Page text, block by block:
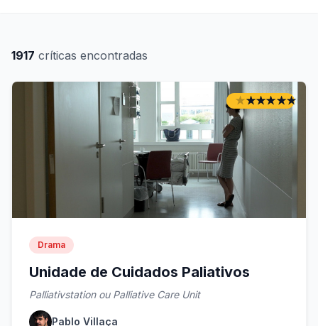
Ordenar por
1917 críticas encontradas
★★
★★
★★
★★
★★
Drama
Unidade de Cuidados Paliativos
Palliativstation ou Palliative Care Unit
Pablo Villaça